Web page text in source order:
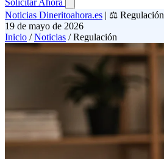
Solicitar Ahora
Noticias Dineritoahora.es | ⚖️ Regulación
19 de mayo de 2026
Inicio / Noticias / Regulación